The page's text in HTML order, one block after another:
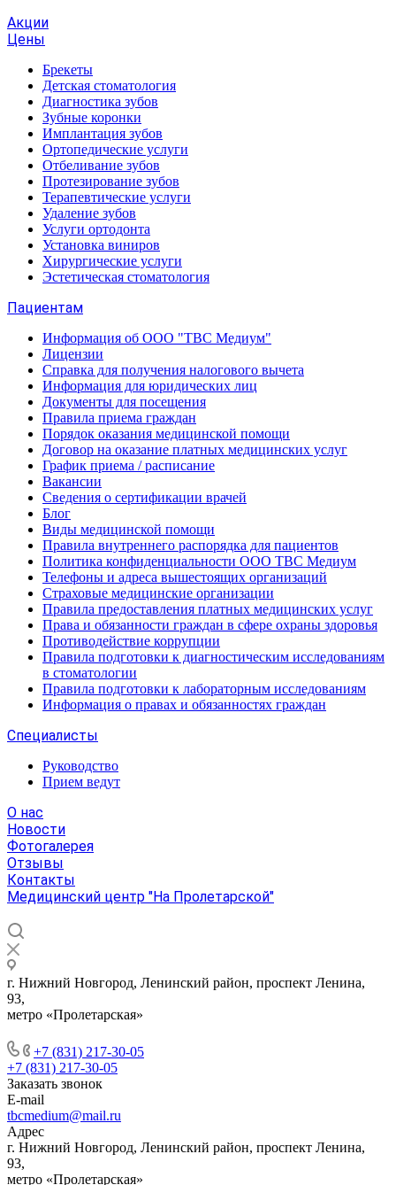
Акции
Цены
Брекеты
Детская стоматология
Диагностика зубов
Зубные коронки
Имплантация зубов
Ортопедические услуги
Отбеливание зубов
Протезирование зубов
Терапевтические услуги
Удаление зубов
Услуги ортодонта
Установка виниров
Хирургические услуги
Эстетическая стоматология
Пациентам
Информация об ООО "ТВС Медиум"
Лицензии
Справка для получения налогового вычета
Информация для юридических лиц
Документы для посещения
Правила приема граждан
Порядок оказания медицинской помощи
Договор на оказание платных медицинских услуг
График приема / расписание
Вакансии
Сведения о сертификации врачей
Блог
Виды медицинской помощи
Правила внутреннего распорядка для пациентов
Политика конфиденциальности ООО ТВС Медиум
Телефоны и адреса вышестоящих организаций
Страховые медицинские организации
Правила предоставления платных медицинских услуг
Права и обязанности граждан в сфере охраны здоровья
Противодействие коррупции
Правила подготовки к диагностическим исследованиям
в стоматологии
Правила подготовки к лабораторным исследованиям
Информация о правах и обязанностях граждан
Специалисты
Руководство
Прием ведут
О нас
Новости
Фотогалерея
Отзывы
Контакты
Медицинский центр "На Пролетарской"
г. Нижний Новгород, Ленинский район, проспект Ленина,
93,
метро «Пролетарская»
+7 (831) 217-30-05
+7 (831) 217-30-05
Заказать звонок
E-mail
tbcmedium@mail.ru
Адрес
г. Нижний Новгород, Ленинский район, проспект Ленина,
93,
метро «Пролетарская»